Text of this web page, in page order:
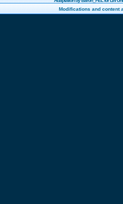
Modifications and content